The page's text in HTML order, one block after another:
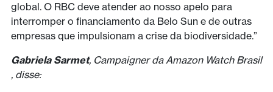
global. O RBC deve atender ao nosso apelo para
interromper o financiamento da Belo Sun e de outras
empresas que impulsionam a crise da biodiversidade.”
Gabriela Sarmet, Campaigner da Amazon Watch Brasil
, disse: